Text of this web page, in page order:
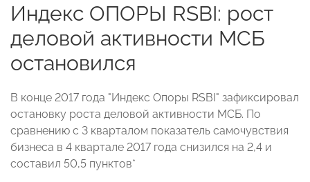
Индекс ОПОРЫ RSBI: рост
деловой активности МСБ
остановился
В конце 2017 года "Индекс Опоры RSBI" зафиксировал
остановку роста деловой активности МСБ. По
сравнению с 3 кварталом показатель самочувствия
бизнеса в 4 квартале 2017 года снизился на 2,4 и
составил 50,5 пунктов*